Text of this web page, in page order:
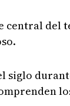
central del
siglo